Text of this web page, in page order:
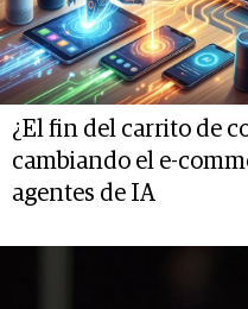
¿El fin del carrito de
cambiando el e-
agentes de IA